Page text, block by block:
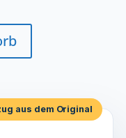
aus dem Original